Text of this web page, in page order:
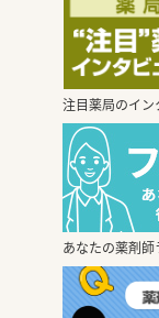
注目薬局のイン
あなたの薬剤